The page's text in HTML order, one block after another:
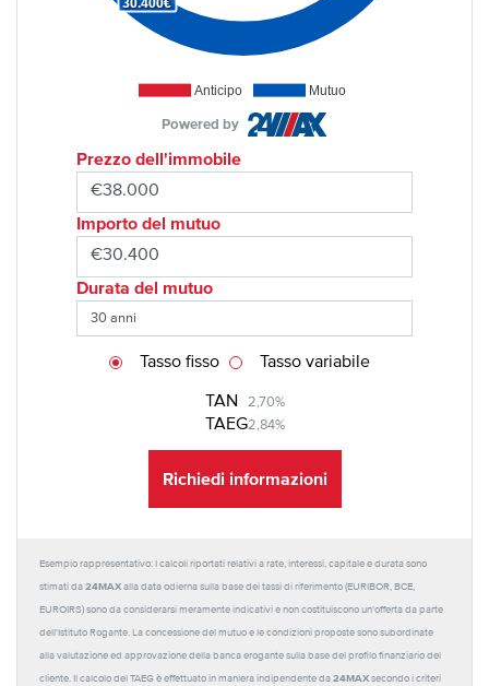
Anticipo Mutuo
Powered by
Prezzo dell'immobile
Importo del mutuo
Durata del mutuo
TAN 2,70%
TAEG2,84%
Tasso fisso Tasso variabile
Richiedi informazioni
Esempio rappresentativo: I calcoli riportati relativi a rate, interessi, capitale e durata sono
stimati da 24MAX alla data odierna sulla base dei tassi di riferimento (EURIBOR, BCE,
EUROIRS) sono da considerarsi meramente indicativi e non costituiscono un'offerta da parte
dell'Istituto Rogante. La concessione del mutuo e le condizioni proposte sono subordinate
alla valutazione ed approvazione della banca erogante sulla base del profilo finanziario del
cliente. Il calcolo del TAEG è effettuato in maniera indipendente da 24MAX secondo i criteri